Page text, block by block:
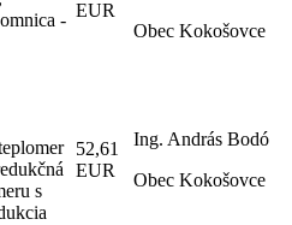
- EUR
Obec Kokošovce
s
52,61
EUR
Ing. András Bodó
Obec Kokošovce